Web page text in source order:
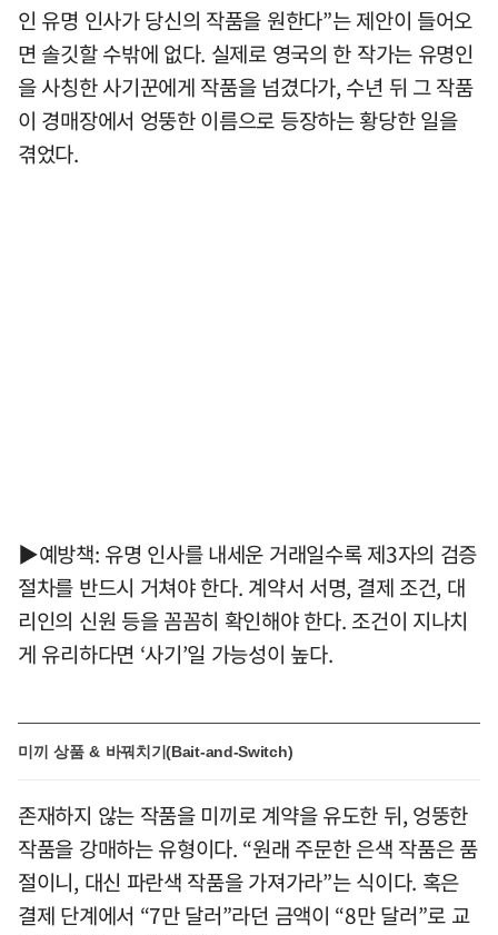
인 유명 인사가 당신의 작품을 원한다”는 제안이 들어오
면 솔깃할 수밖에 없다. 실제로 영국의 한 작가는 유명인
을 사칭한 사기꾼에게 작품을 넘겼다가, 수년 뒤 그 작품
이 경매장에서 엉뚱한 이름으로 등장하는 황당한 일을
겪었다.
▶예방책: 유명 인사를 내세운 거래일수록 제3자의 검증
절차를 반드시 거쳐야 한다. 계약서 서명, 결제 조건, 대
리인의 신원 등을 꼼꼼히 확인해야 한다. 조건이 지나치
게 유리하다면 ‘사기’일 가능성이 높다.
미끼 상품 & 바꿔치기(Bait-and-Switch)
존재하지 않는 작품을 미끼로 계약을 유도한 뒤, 엉뚱한
작품을 강매하는 유형이다. “원래 주문한 은색 작품은 품
절이니, 대신 파란색 작품을 가져가라”는 식이다. 혹은
결제 단계에서 “7만 달러”라던 금액이 “8만 달러”로 교